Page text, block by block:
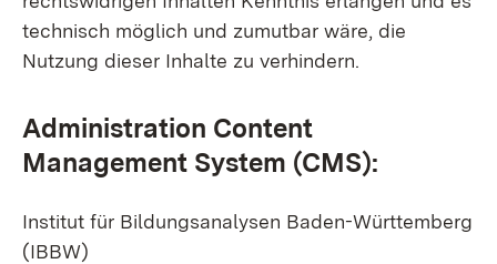
technisch möglich und zumutbar wäre, die
Nutzung dieser Inhalte zu verhindern.
Administration Content
Management System (CMS):
Institut für Bildungsanalysen Baden-Württemberg
(IBBW)